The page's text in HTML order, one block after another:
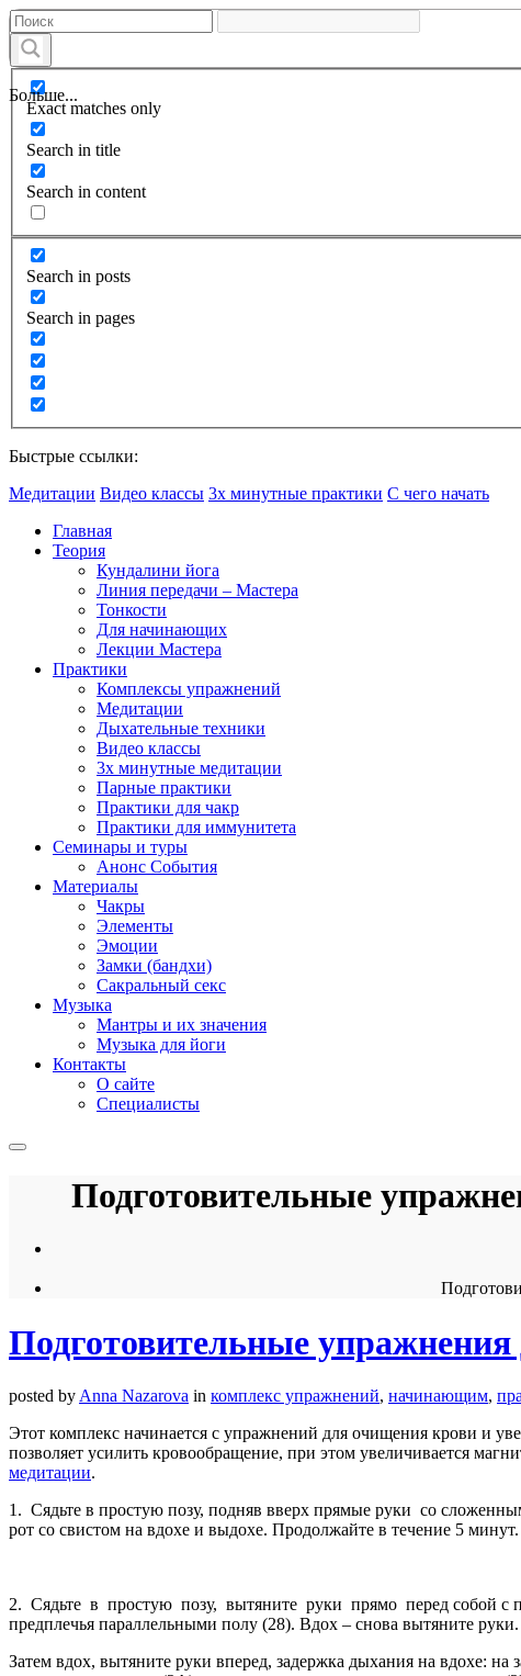
Больше...
Exact matches only
Search in title
Search in content
Search in posts
Search in pages
Быстрые ссылки:
Медитации Видео классы 3х минутные практики С чего начать
Главная
Теория
Кундалини йога
Линия передачи – Мастера
Тонкости
Для начинающих
Лекции Мастера
Практики
Комплексы упражнений
Медитации
Дыхательные техники
Видео классы
3х минутные медитации
Парные практики
Практики для чакр
Практики для иммунитета
Семинары и туры
Анонс События
Материалы
Чакры
Элементы
Эмоции
Замки (бандхи)
Сакральный секс
Музыка
Мантры и их значения
Музыка для йоги
Контакты
О сайте
Специалисты
Подготовительные
Подготовительные
posted by Anna Nazarova in комплекс упражнений, начинающим,
Этот комплекс начинается с упражнений для очищения крови и
позволяет усилить кровообращение, при этом увеличивается
медитации.
1. Сядьте в простую позу, подняв вверх прямые руки со
рот со свистом на вдохе и выдохе. Продолжайте в течение 5
2. Сядьте в простую позу, вытяните руки прямо перед собой
предплечья параллельными полу (28). Вдох – снова вытяните
Затем вдох, вытяните руки вперед, задержка дыхания на вдохе: